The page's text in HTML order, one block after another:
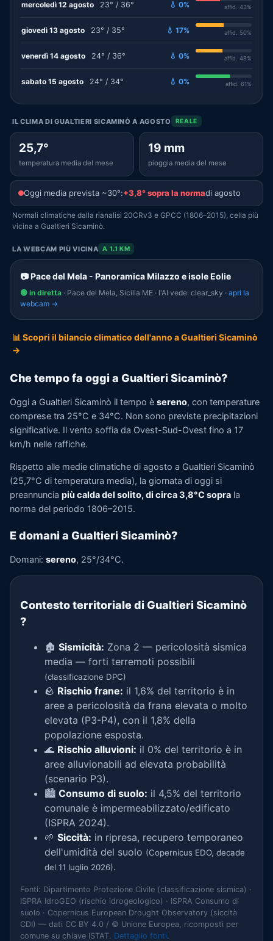
mercoledì 12 agosto 23° / 36° 💧 0% affid. 43%
giovedì 13 agosto 23° / 35° 💧 17% affid. 50%
venerdì 14 agosto 24° / 36° 💧 0% affid. 48%
sabato 15 agosto 24° / 34° 💧 0% affid. 61%
IL CLIMA DI GUALTIERI SICAMINÒ A AGOSTO REALE
25,7°
temperatura media del mese
19 mm
pioggia media del mese
Oggi media prevista ~30°:+3,8° sopra la normadi agosto
Normali climatiche dalla rianalisi 20CRv3 e GPCC (1806–2015), cella più
vicina a Gualtieri Sicaminò.
LA WEBCAM PIÙ VICINA A 1.1 KM
📷 Pace del Mela - Panoramica Milazzo e isole Eolie
🟢 in diretta · Pace del Mela, Sicilia ME · l'AI vede: clear_sky · apri la
webcam →
📊 Scopri il bilancio climatico dell'anno a Gualtieri Sicaminò
→
Che tempo fa oggi a Gualtieri Sicaminò?
Oggi a Gualtieri Sicaminò il tempo è sereno, con temperature
comprese tra 25°C e 34°C. Non sono previste precipitazioni
significative. Il vento soffia da Ovest-Sud-Ovest fino a 17
km/h nelle raffiche.
Rispetto alle medie climatiche di agosto a Gualtieri Sicaminò
(25,7°C di temperatura media), la giornata di oggi si
preannuncia più calda del solito, di circa 3,8°C sopra la
norma del periodo 1806–2015.
E domani a Gualtieri Sicaminò?
Domani: sereno, 25°/34°C.
Contesto territoriale di Gualtieri Sicaminò
?
🏚️ Sismicità: Zona 2 — pericolosità sismica
media — forti terremoti possibili
(classificazione DPC)
🪨 Rischio frane: il 1,6% del territorio è in
aree a pericolosità da frana elevata o molto
elevata (P3-P4), con il 1,8% della
popolazione esposta.
🌊 Rischio alluvioni: il 0% del territorio è in
aree alluvionabili ad elevata probabilità
(scenario P3).
🏙️ Consumo di suolo: il 4,5% del territorio
comunale è impermeabilizzato/edificato
(ISPRA 2024).
🌱 Siccità: in ripresa, recupero temporaneo
dell'umidità del suolo (Copernicus EDO, decade
del 11 luglio 2026).
Fonti: Dipartimento Protezione Civile (classificazione sismica) ·
ISPRA IdroGEO (rischio idrogeologico) · ISPRA Consumo di
suolo · Copernicus European Drought Observatory (siccità
CDI) — dati CC BY 4.0 / © Unione Europea, ricomposti per
comune su chiave ISTAT. Dettaglio fonti.